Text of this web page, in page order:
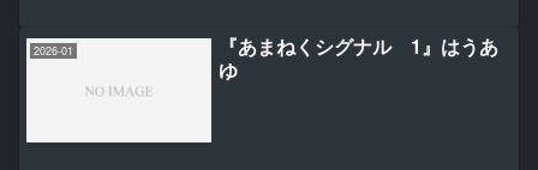
2026-01
『あまねくシグナル 1』はうあ
ゆ